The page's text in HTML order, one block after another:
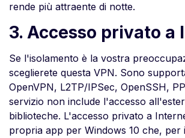
rende più attraente di notte.
3. Accesso privato a
Se l'isolamento è la vostra
sceglierete questa VPN. Sono
OpenVPN, L2TP/IPSec, OpenSSH,
servizio non include l'accesso
biblioteche. L'accesso privato a
propria app per Windows 10 che, per